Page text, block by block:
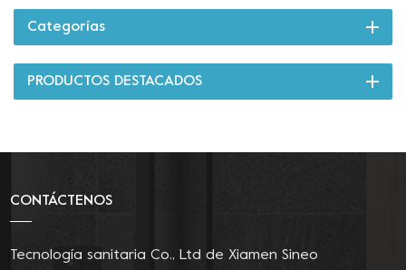
Categorías
PRODUCTOS DESTACADOS
CONTÁCTENOS
Tecnología sanitaria Co., Ltd de Xiamen Sineo